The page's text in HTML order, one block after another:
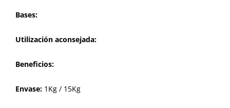
Bases:
Utilización aconsejada:
Beneficios:
Envase: 1Kg / 15Kg